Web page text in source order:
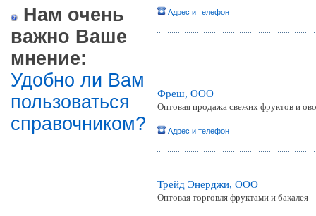
Нам очень
важно Ваше
мнение:
Удобно ли Вам
пользоваться
справочником?
Адрес и телефон
Фреш, ООО
Оптовая продажа свежих фруктов и
Адрес и телефон
Трейд Энерджи, ООО
Оптовая торговля фруктами и бакалея